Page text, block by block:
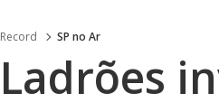
Record SP no Ar
Ladrões